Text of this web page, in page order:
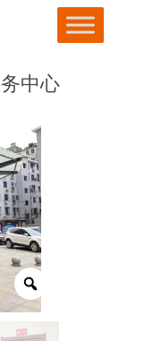
中心